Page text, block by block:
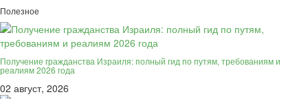
Полезное
Получение гражданства Израиля: полный гид по путям, требованиям и
реалиям 2026 года
02 август, 2026